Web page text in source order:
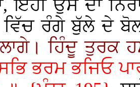
ਇਹੀ ਉਸ ਦਾ
ਰੰਗੇ ਬੁੱਲੇ ਦੇ
ਹਿੰਦੂ ਤੁਰਕ
ਭਰਮ ਭਜਿਓ